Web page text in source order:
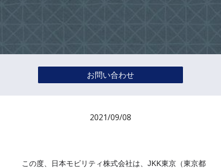
お問い合わせ
2021/09/08
この度、日本モビリティ株式会社は、JKK東京（東京都